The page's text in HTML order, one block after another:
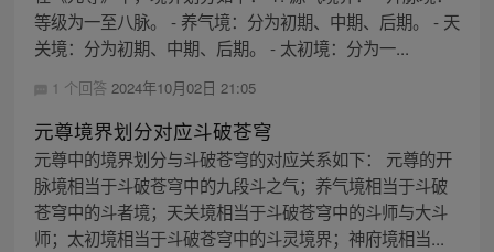
等级为一至八脉。 - 养气境：分为初期、中期、后期。 - 天
关境：分为初期、中期、后期。 - 太初境：分为一...
1 个回答 2024年10月02日 21:05
元尊境界划分对应斗破苍穹
元尊中的境界划分与斗破苍穹的对应关系如下： 元尊的开
脉境相当于斗破苍穹中的九段斗之气；养气境相当于斗破
苍穹中的斗者境；天关境相当于斗破苍穹中的斗师与大斗
师；太初境相当于斗破苍穹中的斗灵境界；神府境相当...